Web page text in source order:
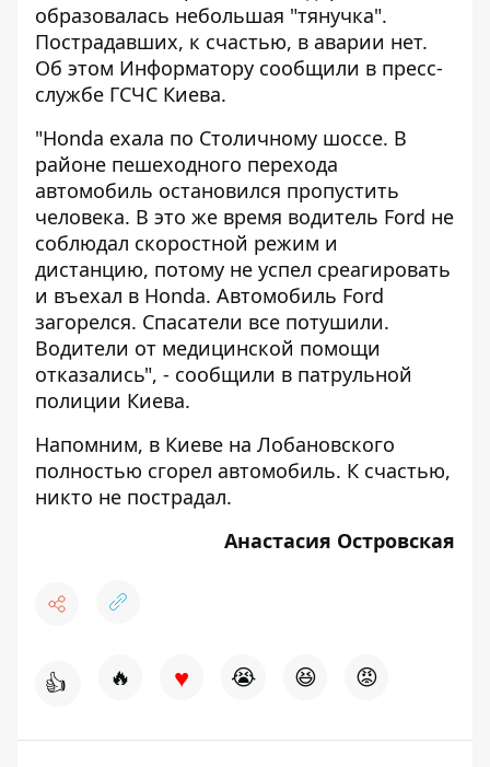
образовалась небольшая "тянучка".
Пострадавших, к счастью, в аварии нет.
Об этом Информатору сообщили в пресс-
службе ГСЧС Киева.
"Honda ехала по Столичному шоссе. В
районе пешеходного перехода
автомобиль остановился пропустить
человека. В это же время водитель Ford не
соблюдал скоростной режим и
дистанцию, потому не успел среагировать
и въехал в Honda. Автомобиль Ford
загорелся. Спасатели все потушили.
Водители от медицинской помощи
отказались", - сообщили в патрульной
полиции Киева.
Напомним, в Киеве на Лобановского
полностью сгорел автомобиль. К счастью,
никто не пострадал.
Анастасия Островская
👍 🔥 ♥ 😭 😆 😡